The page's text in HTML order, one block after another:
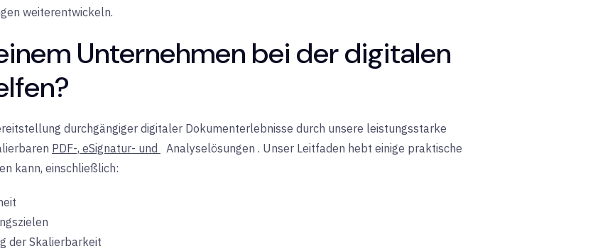
weiterentwickeln.
Unternehmen bei der digitalen
durchgängiger digitaler Dokumenterlebnisse durch unsere leistungsstarke
PDF-, eSignatur- und Analyselösungen . Unser Leitfaden hebt einige praktische
kann, einschließlich:
der Skalierbarkeit